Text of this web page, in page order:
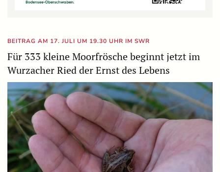
BEITRAG AM 17. JULI UM 19.30 UHR IM SWR
Für 333 kleine Moorfrösche beginnt jetzt im
Wurzacher Ried der Ernst des Lebens